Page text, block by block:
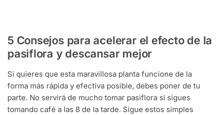
5 Consejos para acelerar el efecto de la
pasiflora y descansar mejor
Si quieres que esta maravillosa planta funcione de la
forma más rápida y efectiva posible, debes poner de tu
parte. No servirá de mucho tomar pasiflora si sigues
tomando café a las 8 de la tarde. Sigue estos simples